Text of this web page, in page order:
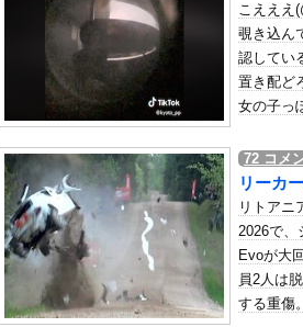
女性「レイプされました」検事「嘘では？」女性
【画像】おまえらくんの机がこの女の子の椅子に
【画像】この女優さん、可愛すぎる
【朗報】齋藤飛鳥、前屈みで完全に見えてる動画
海外「日本よ、お前がナンバーワンだ」 熊本地
勇気を出して白人美女にチン凸したアジア人短小男
10年もの間浮気してた嫁。まさかと思い長男の
ウクライナ侵攻以降、ロシア軍兵士のHIV感染が
【配信者】「金バエ」のSNS更新が1週間途絶え
【画像】女の子「危機管理フォーーーーム！！！」
こえええ
覗き込ん
認してい
置き配ど
女の子っ
72 コメ
リーカ
リトアニ
2026で、
Evoが大
員2人は
する重傷。